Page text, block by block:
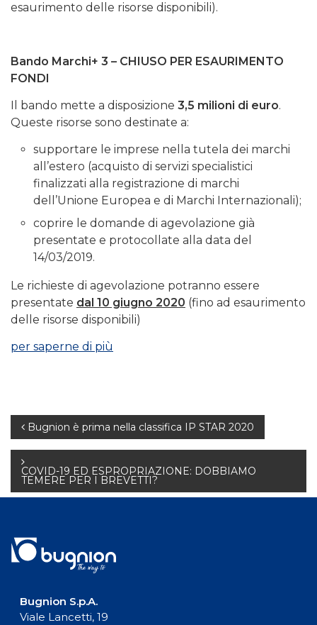
esaurimento delle risorse disponibili).
Bando Marchi+ 3 – CHIUSO PER ESAURIMENTO
FONDI
Il bando mette a disposizione 3,5 milioni di euro.
Queste risorse sono destinate a:
supportare le imprese nella tutela dei marchi
all’estero (acquisto di servizi specialistici
finalizzati alla registrazione di marchi
dell’Unione Europea e di Marchi Internazionali);
coprire le domande di agevolazione già
presentate e protocollate alla data del
14/03/2019.
Le richieste di agevolazione potranno essere
presentate dal 10 giugno 2020 (fino ad esaurimento
delle risorse disponibili)
per saperne di più
Navigazione
articoli
Bugnion è prima nella classifica IP STAR 2020
COVID-19 ED ESPROPRIAZIONE: DOBBIAMO
TEMERE PER I BREVETTI?
Bugnion S.p.A.
Viale Lancetti, 19